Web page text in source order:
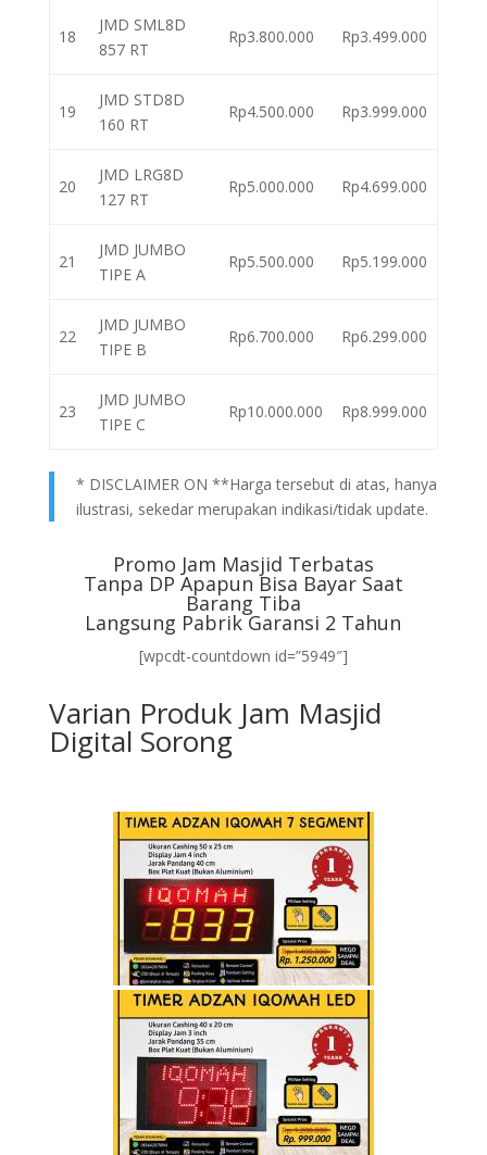
18
JMD SML8D
857 RT
Rp3.800.000 Rp3.499.000
19
JMD STD8D
160 RT
Rp4.500.000 Rp3.999.000
20
JMD LRG8D
127 RT
Rp5.000.000 Rp4.699.000
21
JMD JUMBO
TIPE A
Rp5.500.000 Rp5.199.000
22
JMD JUMBO
TIPE B
Rp6.700.000 Rp6.299.000
23
JMD JUMBO
TIPE C
Rp10.000.000 Rp8.999.000
* DISCLAIMER ON **Harga tersebut di atas, hanya
ilustrasi, sekedar merupakan indikasi/tidak update.
Promo Jam Masjid Terbatas
Tanpa DP Apapun Bisa Bayar Saat
Barang Tiba
Langsung Pabrik Garansi 2 Tahun
[wpcdt-countdown id=”5949″]
Varian Produk Jam Masjid
Digital Sorong